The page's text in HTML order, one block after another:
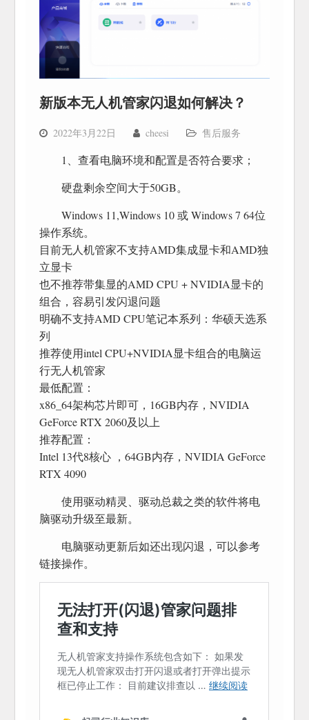
新版本无人机管家闪退如何解决？
2022年3月22日 cheesi 售后服务
1、查看电脑环境和配置是否符合要求；
硬盘剩余空间大于50GB。
Windows 11,Windows 10 或 Windows 7 64位
操作系统。
目前无人机管家不支持AMD集成显卡和AMD独
立显卡
也不推荐带集显的AMD CPU + NVIDIA显卡的
组合，容易引发闪退问题
明确不支持AMD CPU笔记本系列：华硕天选系
列
推荐使用intel CPU+NVIDIA显卡组合的电脑运
行无人机管家
最低配置：
x86_64架构芯片即可，16GB内存，NVIDIA
GeForce RTX 2060及以上
推荐配置：
Intel 13代8核心 ，64GB内存，NVIDIA GeForce
RTX 4090
使用驱动精灵、驱动总裁之类的软件将电
脑驱动升级至最新。
电脑驱动更新后如还出现闪退，可以参考
链接操作。